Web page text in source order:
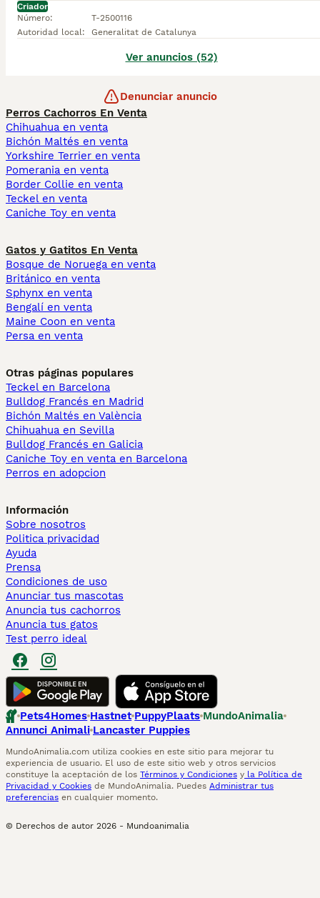
Criador
Número:
T-2500116
Autoridad local: Generalitat de Catalunya
Ver anuncios (52)
Denunciar anuncio
Perros Cachorros En Venta
Chihuahua en venta
Bichón Maltés en venta
Yorkshire Terrier en venta
Pomerania en venta
Border Collie en venta
Teckel en venta
Caniche Toy en venta
Gatos y Gatitos En Venta
Bosque de Noruega en venta
Británico en venta
Sphynx en venta
Bengalí en venta
Maine Coon en venta
Persa en venta
Otras páginas populares
Teckel en Barcelona
Bulldog Francés en Madrid
Bichón Maltés en València
Chihuahua en Sevilla
Bulldog Francés en Galicia
Caniche Toy en venta en Barcelona
Perros en adopcion
Información
Sobre nosotros
Politica privacidad
Ayuda
Prensa
Condiciones de uso
Anunciar tus mascotas
Anuncia tus cachorros
Anuncia tus gatos
Test perro ideal
Pets4Homes Hastnet PuppyPlaats MundoAnimalia
Annunci Animali Lancaster Puppies
MundoAnimalia.com utiliza cookies en este sitio para mejorar tu
experiencia de usuario. El uso de este sitio web y otros servicios
constituye la aceptación de los Términos y Condiciones y la Política de
Privacidad y Cookies de MundoAnimalia. Puedes Administrar tus
preferencias en cualquier momento.
© Derechos de autor 2026 - Mundoanimalia